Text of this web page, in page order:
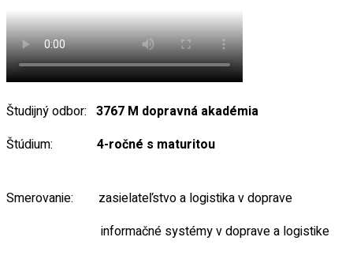
Študijný odbor: 3767 M dopravná akadémia
Štúdium: 4-ročné s maturitou
Smerovanie: zasielateľstvo a logistika v doprave
informačné systémy v doprave a logistike